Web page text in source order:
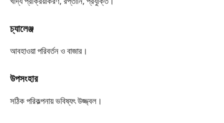
চ্যালেঞ্জ
আবহাওয়া পরিবর্তন ও বাজার।
উপসংহার
সঠিক পরিকল্পনায় ভবিষ্যৎ উজ্জ্বল।